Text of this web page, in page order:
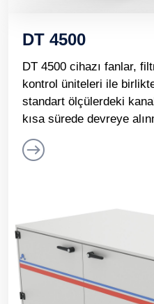
DT 4500
DT 4500 cihazı fanlar,
kontrol üniteleri ile
standart ölçülerdeki
kısa sürede devreye